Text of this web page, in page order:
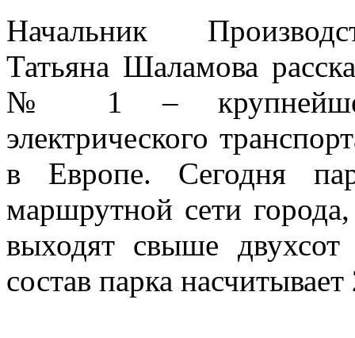
Начальник
Татьяна Шаламова
№ 1 – крупнейшее
электрического
в Европе. Сегодня
маршрутной сети
выходят свыше
состав парка